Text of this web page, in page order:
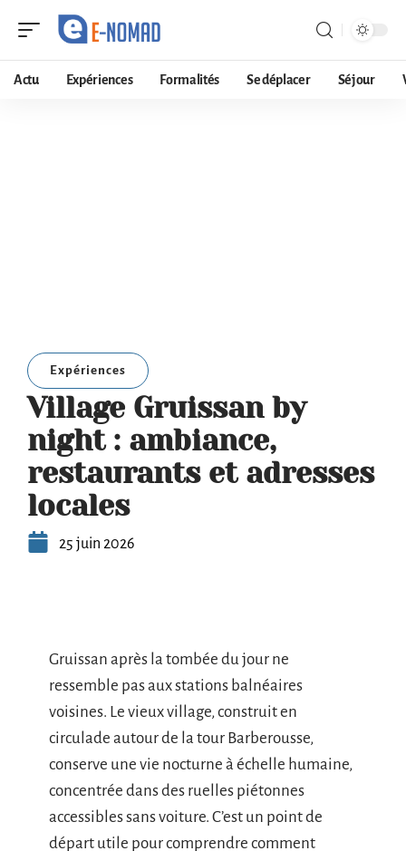
Actu Expériences Formalités Se déplacer Séjour
Expériences
Village Gruissan by
night : ambiance,
restaurants et adresses
locales
25 juin 2026
Gruissan après la tombée du jour ne
ressemble pas aux stations balnéaires
voisines. Le vieux village, construit en
circulade autour de la tour Barberousse,
conserve une vie nocturne à échelle humaine,
concentrée dans des ruelles piétonnes
accessibles sans voiture. C’est un point de
départ utile pour comprendre comment